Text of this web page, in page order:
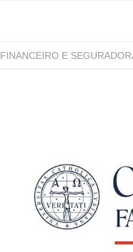
FINANCEIRO E